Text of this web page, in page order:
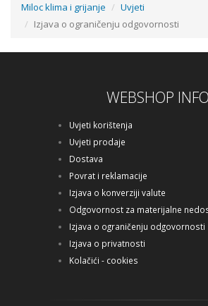
Miloc klima i grijanje
Uvjeti
Izjava o ograničenju odgovornosti
WEBSHOP INFO
Uvjeti korištenja
Uvjeti prodaje
Dostava
Povrat i reklamacije
Izjava o konverziji valute
Odgovornost za materijalne
Izjava o ograničenju odgovornosti
Izjava o privatnosti
Kolačići - cookies